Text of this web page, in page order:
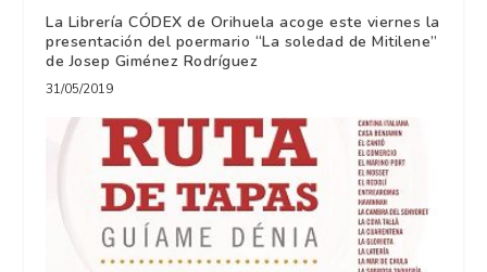
La Librería CÓDEX de Orihuela acoge este viernes la
presentación del poermario “La soledad de Mitilene”
de Josep Giménez Rodríguez
31/05/2019